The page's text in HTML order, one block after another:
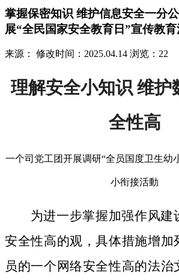
掌握保密知识 维护信息安全一分
展“全民国家安全教育日”宣传教
来源： 修改时间：2025.04.14 浏览：22
理解安全小知识 维护
全性高
一个司党工团开展调研“全员国度卫生幼
小衔接活動
为进一步掌握加强作风建
安全性高的观，具体措施增加
员的一个网络安全性高的法治